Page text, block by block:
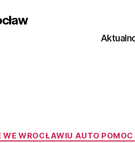
Kategorie
WROCŁAWIU AUTO